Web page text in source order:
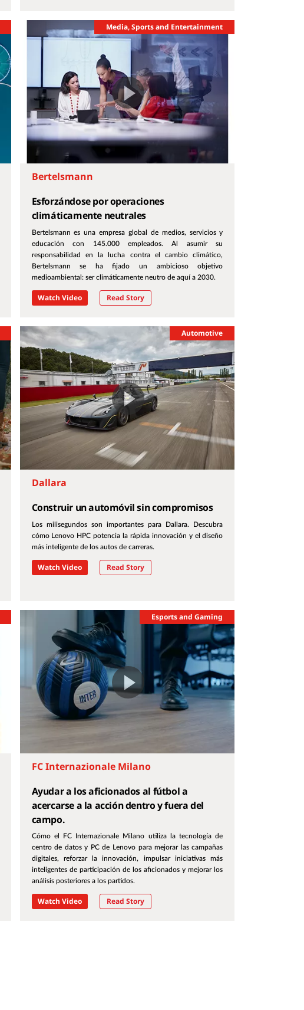
Media, Sports and Entertainment
Bertelsmann
Esforzándose por operaciones
climáticamente neutrales
Bertelsmann es una empresa global de medios, servicios y
educación con 145.000 empleados. Al asumir su
responsabilidad en la lucha contra el cambio climático,
Bertelsmann se ha fijado un ambicioso objetivo
medioambiental: ser climáticamente neutro de aquí a 2030.
Watch Video Read Story
Automotive
Dallara
Construir un automóvil sin compromisos
Los milisegundos son importantes para Dallara. Descubra
cómo Lenovo HPC potencia la rápida innovación y el diseño
más inteligente de los autos de carreras.
Watch Video Read Story
Esports and Gaming
FC Internazionale Milano
Ayudar a los aficionados al fútbol a
acercarse a la acción dentro y fuera del
campo.
Cómo el FC Internazionale Milano utiliza la tecnología de
centro de datos y PC de Lenovo para mejorar las campañas
digitales, reforzar la innovación, impulsar iniciativas más
inteligentes de participación de los aficionados y mejorar los
análisis posteriores a los partidos.
Watch Video Read Story